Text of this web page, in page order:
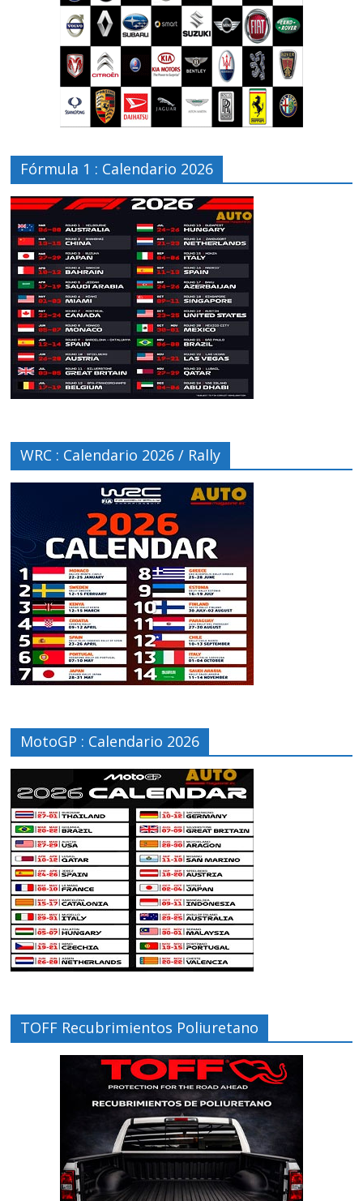
Fórmula 1 : Calendario 2026
WRC : Calendario 2026 / Rally
MotoGP : Calendario 2026
TOFF Recubrimientos Poliuretano